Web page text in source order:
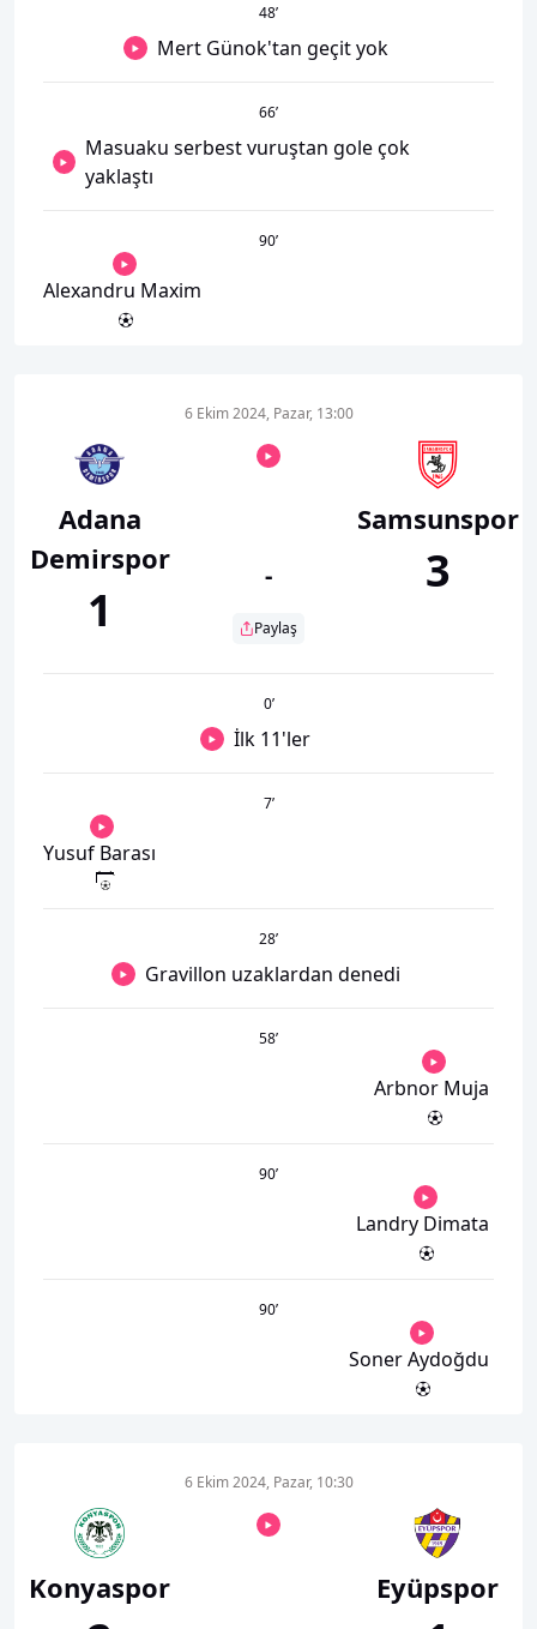
48’
Mert Günok'tan geçit yok
66’
Masuaku serbest vuruştan gole çok
yaklaştı
90’
Alexandru Maxim
Adana
Demirspor
1
6 Ekim 2024, Pazar, 13:00
-
Paylaş
Samsunspor
3
0’
İlk 11'ler
7’
Yusuf Barası
28’
Gravillon uzaklardan denedi
58’
Arbnor Muja
90’
Landry Dimata
90’
Soner Aydoğdu
Konyaspor
6 Ekim 2024, Pazar, 10:30
Eyüpspor